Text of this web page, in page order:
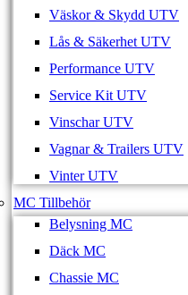
Väskor & Skydd UTV
Lås & Säkerhet UTV
Performance UTV
Service Kit UTV
Vinschar UTV
Vagnar & Trailers UTV
Vinter UTV
MC Tillbehör
Belysning MC
Däck MC
Chassie MC